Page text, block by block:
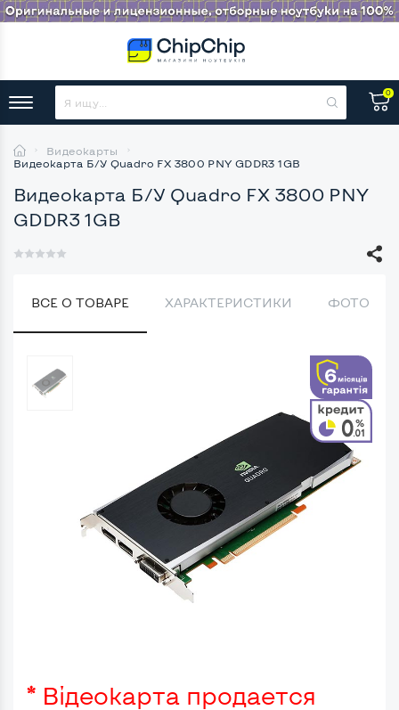
0
Видеокарты
Видеокарта Б/У Quadro FX 3800 PNY GDDR3 1GB
Видеокарта Б/У Quadro FX 3800 PNY
GDDR3 1GB
ВСЕ О ТОВАРЕ ХАРАКТЕРИСТИКИ ФОТО
* Відеокарта продается